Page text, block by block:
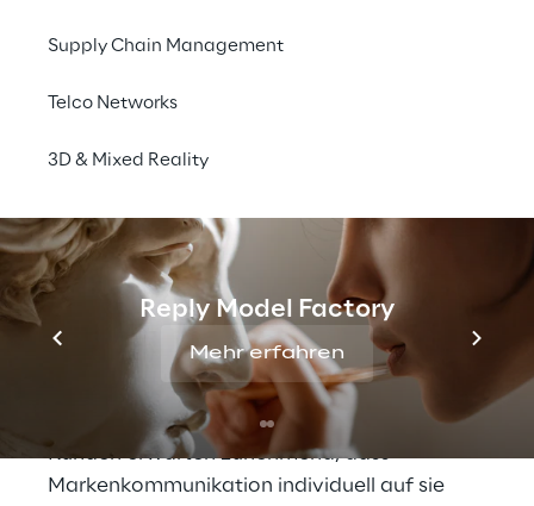
Supply Chain Management
Telco Networks
3D & Mixed Reality
Reply Model Factory
Mehr erfahren
stärkere
Publikumsbindung
Mit der steigenden
Nachfrage nach
maßgeschneiderter
Markenkommunikation
Schritt halten
Kunden erwarten zunehmend, dass
Markenkommunikation individuell auf sie